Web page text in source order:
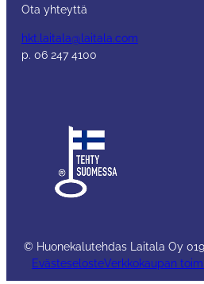
Ota yhteyttä
hkt.laitala@laitala.com
p. 06 247 4100
© Huonekalutehdas Laitala Oy
EvästeselosteVerkkokaupan